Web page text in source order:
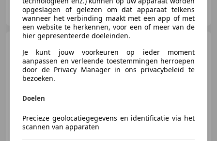
H.D. Service Venlo
NL-5916 PJ VENLO
Super GlideFXD EVO
CUSTOM, UNIEK!!
45.783 km
opgeslagen of gelezen om dat apparaat telkens
wanneer het verbinding maakt met een app of met
een website te herkennen, voor een of meer van de
hier gepresenteerde doeleinden.
Je kunt jouw voorkeuren op ieder moment
aanpassen en verleende toestemmingen herroepen
door de Privacy Manager in ons privacybeleid te
bezoeken.
Doelen
Precieze geolocatiegegevens en identificatie via het
scannen van apparaten